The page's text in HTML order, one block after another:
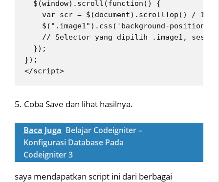
  $(window).scroll(function() {
var scr = $(document).scrollTop() /
$(".image1").css('background-position',
// Selector yang dipilih .image1,
  });
});
</script>
5. Coba Save dan lihat hasilnya.
Baca Juga Belajar Codeigniter –
Konfigurasi Database Pada
Codeigniter 3
saya mendapatkan script ini dari berbagai